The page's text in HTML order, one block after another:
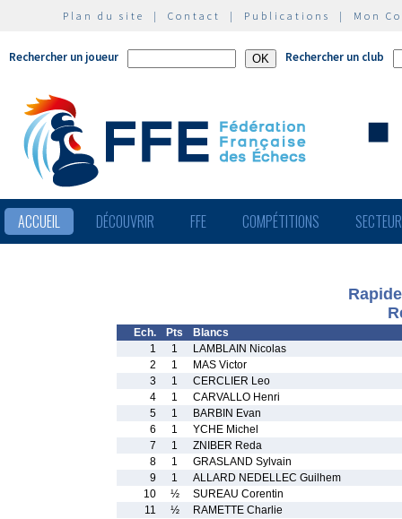
Plan du site | Contact | Publications | Mon
Rechercher un joueur Rechercher un club
ACCUEIL DÉCOUVRIR FFE COMPÉTITIONS
Ech. Pts
Blancs
1
1
LAMBLAIN Nicolas
2
1
MAS Victor
3
1
CERCLIER Leo
4
1
CARVALLO Henri
5
1
BARBIN Evan
6
1
YCHE Michel
7
1
ZNIBER Reda
8
1
GRASLAND Sylvain
9
1
ALLARD NEDELLEC Guilhem
10
½
SUREAU Corentin
11
½
RAMETTE Charlie